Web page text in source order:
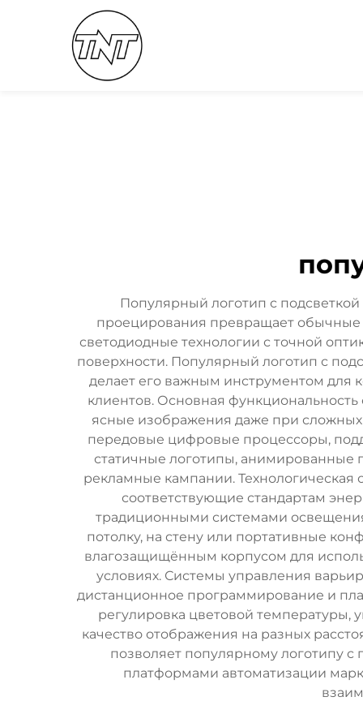
Популярный логотип с
проецирования превращает обычные
светодиодные технологии с точной
поверхности. Популярный логотип с
делает его важным инструментом для
клиентов. Основная
ясные изображения даже при
передовые цифровые процессоры,
статичные логотипы, анимированные
рекламные кампании.
соответствующие стандартам
традиционными системами
потолку, на стену или портативные
влагозащищённым корпусом для
условиях. Системы управления
дистанционное программирование и
регулировка цветовой температуры,
качество отображения на разных
позволяет популярному логотипу
платформами автоматизации